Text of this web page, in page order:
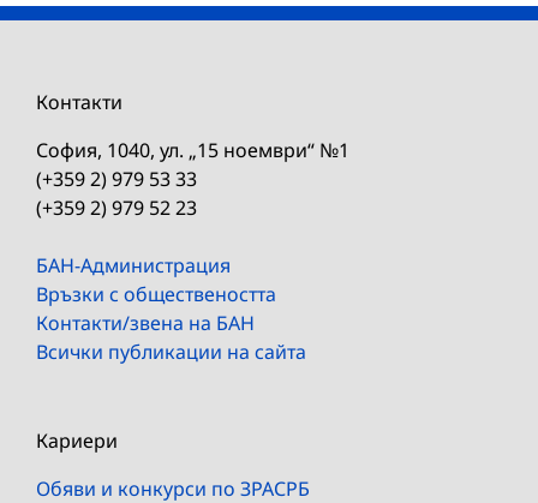
Контакти
София, 1040, ул. „15 ноември“ №1
(+359 2) 979 53 33
(+359 2) 979 52 23
БАН-Администрация
Връзки с обществеността
Контакти/звена на БАН
Всички публикации на сайта
Кариери
Обяви и конкурси по ЗРАСРБ